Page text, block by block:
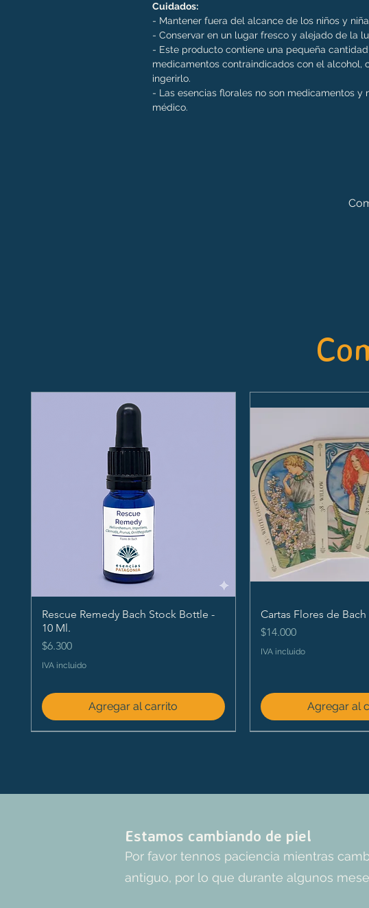
Cuidados:
- Mantener fuera del alcance de los niños y
- Conservar en un lugar fresco y alejado de la
- Este producto contiene una pequeña
medicamentos contraindicados con el alcohol,
ingerirlo.
- Las esencias florales no son medicamentos y
médico.
Rescue Remedy Bach Stock Bottle -
10 Ml.
Precio
$6.300
IVA incluido
Agregar al carrito
Cartas Flores de Bach
Precio
$14.000
IVA incluido
Agregar al
Estamos cambiando de piel
Por favor tennos paciencia mientras
antiguo, por lo que durante algunos